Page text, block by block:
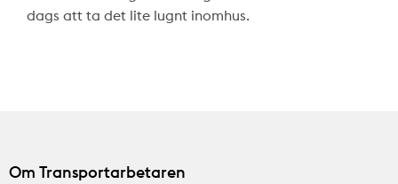
dags att ta det lite lugnt inomhus.
Om Transportarbetaren